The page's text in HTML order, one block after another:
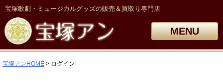
宝塚歌劇・ミュージカルグッズの販売＆買取り専門店
MENU
宝塚アンHOME ログイン